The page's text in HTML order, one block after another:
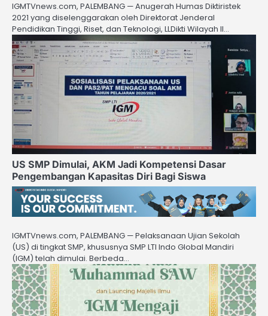
IGMTVnews.com, PALEMBANG — Anugerah Humas Diktiristek
2021 yang diselenggarakan oleh Direktorat Jenderal
Pendidikan Tinggi, Riset, dan Teknologi, LLDikti Wilayah II…
US SMP Dimulai, AKM Jadi Kompetensi Dasar
Pengembangan Kapasitas Diri Bagi Siswa
IGMTVnews.com, PALEMBANG — Pelaksanaan Ujian Sekolah
(US) di tingkat SMP, khususnya SMP LTI Indo Global Mandiri
(IGM) telah dimulai. Berbeda…